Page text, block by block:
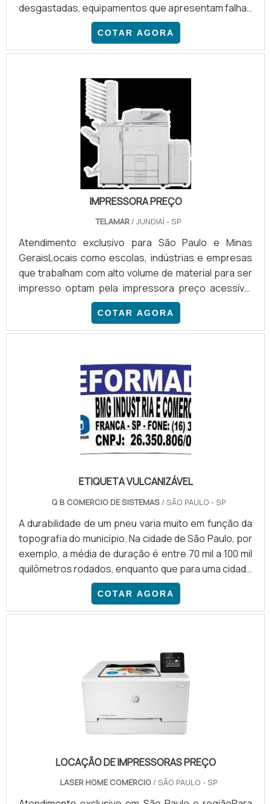
desgastadas, equipamentos que apresentam falhas
ou que já estão parados. A manutenção de
impressoras pode ser feita da seguinte forma:
Manutenção corretiva, mediante contato;
periodicamente para os clientes; Manutenção
emergencial, para impressoras que pararam de
funcionar; Troca de peças estragadas; Avaliação de
códigos de erros; Ent.
COTAR AGORA
IMPRESSORA PREÇO
TELAMAR / JUNDIAÍ - SP
Atendimento exclusivo para São Paulo e Minas
GeraisLocais como escolas, indústrias e empresas
que trabalham com alto volume de material para ser
impresso optam pela impressora preço acessível
com cada vez mais frequência, visando realizar
impressão de documentos, impressão de grandes
arquivos, escaneamentos, entre outras
equipamento funciona principalmente, nas rotinas
de trabalho administrativas e editoriais, poijá que ele
conta com muita capacidade.
COTAR AGORA
ETIQUETA VULCANIZÁVEL
Q B COMERCIO DE SISTEMAS / SÃO PAULO - SP
A durabilidade de um pneu varia muito em função da
topografia do município. Na cidade de São Paulo, por
exemplo, a média de duração é entre 70 mil a 100 mil
quilômetros rodados, enquanto que para uma cidade
como Belo Horizonte, que tem uma topografia muito
mais irregular, essa durabilidade dura entre 40 mil e
50 mil quilômetros rodados. O balanceamento e o
pneus equilibrado, aumentando a aderênci.
COTAR AGORA
LOCAÇÃO DE IMPRESSORAS PREÇO
LASER HOME COMERCIO/ SÃO PAULO - SP